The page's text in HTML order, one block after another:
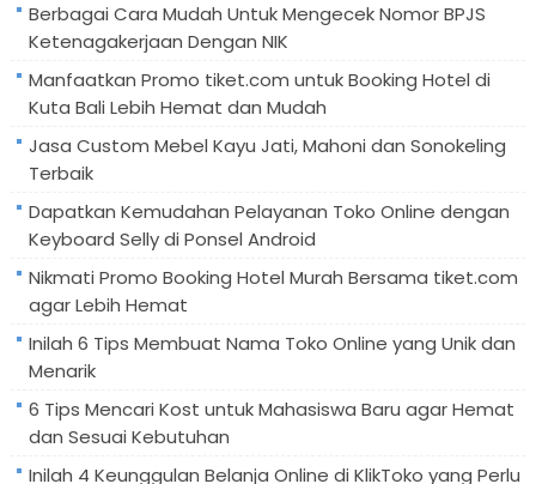
Berbagai Cara Mudah Untuk Mengecek Nomor BPJS
Ketenagakerjaan Dengan NIK
Manfaatkan Promo tiket.com untuk Booking Hotel di
Kuta Bali Lebih Hemat dan Mudah
Jasa Custom Mebel Kayu Jati, Mahoni dan Sonokeling
Terbaik
Dapatkan Kemudahan Pelayanan Toko Online dengan
Keyboard Selly di Ponsel Android
Nikmati Promo Booking Hotel Murah Bersama tiket.com
agar Lebih Hemat
Inilah 6 Tips Membuat Nama Toko Online yang Unik dan
Menarik
6 Tips Mencari Kost untuk Mahasiswa Baru agar Hemat
dan Sesuai Kebutuhan
Inilah 4 Keunggulan Belanja Online di KlikToko yang Perlu